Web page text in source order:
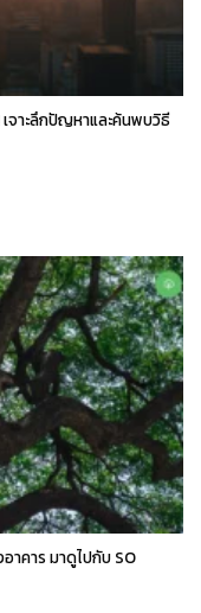
จาะลึกปัญหาและค้นพบวิธี
าคาร มาดูไปกับ SO